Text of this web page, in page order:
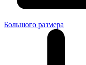
Большого размера